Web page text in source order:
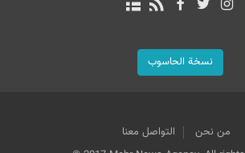
نسخة الحاسوب
من نحن
التواصل معنا